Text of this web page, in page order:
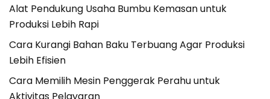
Alat Pendukung Usaha Bumbu Kemasan untuk
Produksi Lebih Rapi
Cara Kurangi Bahan Baku Terbuang Agar Produksi
Lebih Efisien
Cara Memilih Mesin Penggerak Perahu untuk